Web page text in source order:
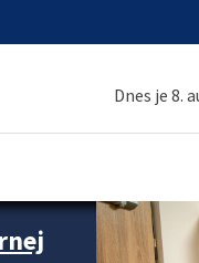
Dnes je 8.